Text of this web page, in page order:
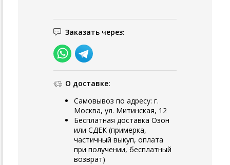
Заказать через:
О доставке:
Самовывоз по адресу: г.
Москва, ул. Митинская, 12
Бесплатная доставка Озон
или СДЕК (примерка,
частичный выкуп, оплата
при получении, бесплатный
возврат)